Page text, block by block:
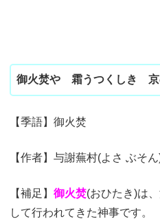
御火焚や 霜うつくしき 京
【季語】御火焚
【作者】与謝蕪村(よさ ぶそ
【補足】御火焚(おひたき)は
して行われてきた神事です。